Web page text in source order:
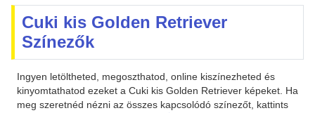
Cuki kis Golden Retriever
Színezők
Ingyen letöltheted, megoszthatod, online kiszínezheted és
kinyomtathatod ezeket a Cuki kis Golden Retriever képeket. Ha
meg szeretnéd nézni az összes kapcsolódó színezőt, kattints